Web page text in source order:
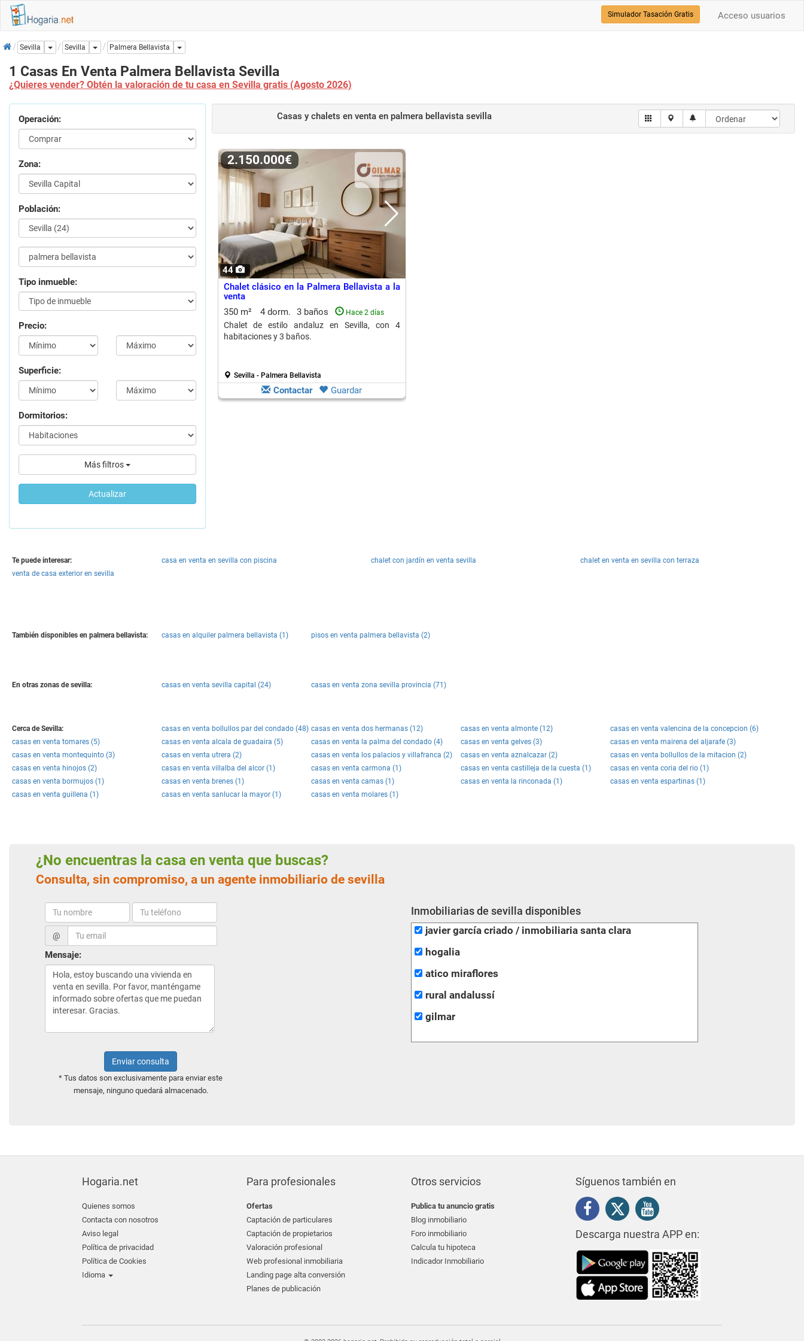
Acceso usuarios
Simulador Tasación Gratis
InicioSevilla Dropdown
Sevilla Dropdown
Palmera Bellavista Dropdown
1 Casas En Venta Palmera Bellavista Sevilla
¿Quieres vender? Obtén la valoración de tu casa en Sevilla gratis (Agosto 2026)
Operación:
Zona:
Población:
Tipo inmueble:
Precio:
Superficie:
Dormitorios:
Más filtros
Actualizar
Casas y chalets en venta en palmera bellavista sevilla
44
2.150.000€
Chalet clásico en la Palmera Bellavista a la
venta
350 m²
4 dorm. 3 baños Hace 2 días
Chalet de estilo andaluz en Sevilla, con 4
habitaciones y 3 baños.
Sevilla - Palmera Bellavista
Contactar Guardar
Te puede interesar: casa en venta en sevilla con piscina chalet con jardín en venta sevilla
chalet en venta en sevilla con terraza
venta de casa exterior en sevilla
También disponibles en palmera bellavista: casas en alquiler palmera bellavista (1) pisos en venta palmera bellavista (2)
En otras zonas de sevilla: casas en venta sevilla capital (24) casas en venta zona sevilla provincia (71)
Cerca de Sevilla: casas en venta bollullos par del condado (48) casas en venta dos hermanas (12) casas en venta almonte (12)
casas en venta valencina de la concepcion (6)
casas en venta tomares (5)
casas en venta alcala de guadaira (5) casas en venta la palma del condado (4) casas en venta gelves (3)
casas en venta mairena del aljarafe (3)
casas en venta montequinto (3)
casas en venta utrera (2) casas en venta los palacios y villafranca (2) casas en venta aznalcazar (2)
casas en venta bollullos de la mitacion (2)
casas en venta hinojos (2)
casas en venta villalba del alcor (1) casas en venta carmona (1) casas en venta castilleja de la cuesta (1)
casas en venta coria del rio (1)
casas en venta bormujos (1)
casas en venta brenes (1) casas en venta camas (1) casas en venta la rinconada (1)
casas en venta espartinas (1)
casas en venta guillena (1)
casas en venta sanlucar la mayor (1) casas en venta molares (1)
¿No encuentras la casa en venta que buscas?
Consulta, sin compromiso, a un agente inmobiliario de sevilla
@
Mensaje:
Enviar consulta
* Tus datos son exclusivamente para enviar este
mensaje, ninguno quedará almacenado.
Inmobiliarias de sevilla disponibles
javier garcía criado / inmobiliaria santa clara
hogalia
atico miraflores
rural andalussí
gilmar
Hogaria.net
Quienes somos
Contacta con nosotros
Aviso legal
Política de privacidad
Política de Cookies
Idioma
Para profesionales
Ofertas
Captación de particulares
Captación de propietarios
Valoración profesional
Web profesional inmobiliaria
Landing page alta conversión
Planes de publicación
Otros servicios
Publica tu anuncio gratis
Blog inmobiliario
Foro inmobiliario
Calcula tu hipoteca
Indicador Inmobiliario
Síguenos también en
Descarga nuestra APP en: